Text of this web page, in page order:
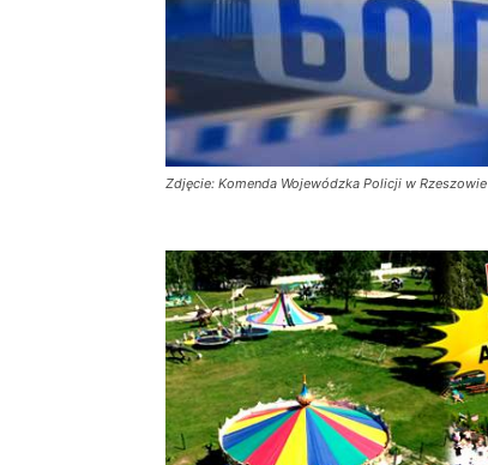
Zdjęcie: Komenda Wojewódzka Policji w Rzeszowie